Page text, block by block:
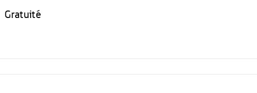
Gratuité